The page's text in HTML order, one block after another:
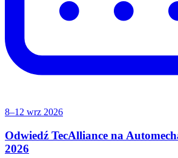
8–12 wrz 2026
Odwiedź TecAlliance na
2026